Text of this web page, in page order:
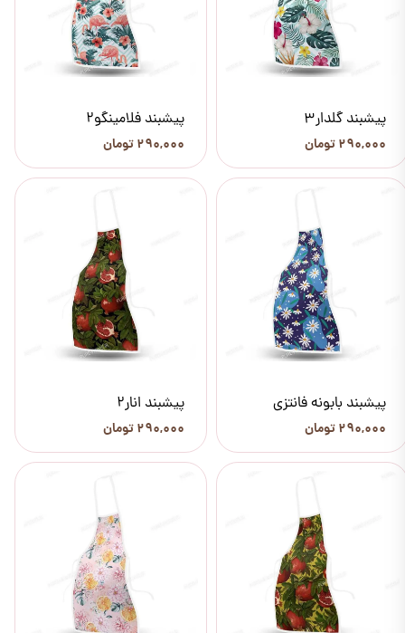
پیشبند گلدار3
۲۹۰,۰۰۰ تومان
پیشبند فلامینگو2
۲۹۰,۰۰۰ تومان
پیشبند بابونه فانتزی
۲۹۰,۰۰۰ تومان
پیشبند انار2
۲۹۰,۰۰۰ تومان